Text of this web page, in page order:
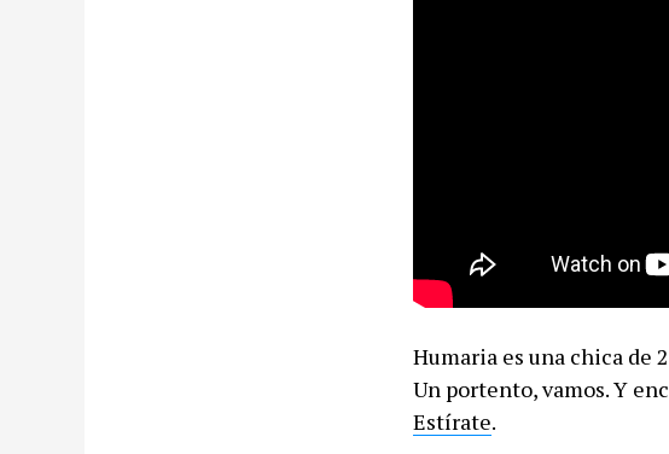
Humaria es una chica de
Un portento, vamos. Y
Estírate.